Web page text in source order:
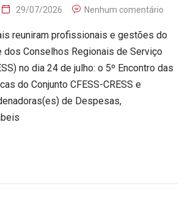
29/07/2026 Nenhum comentário
reuniram profissionais e gestões do
dos Conselhos Regionais de Serviço
no dia 24 de julho: o 5º Encontro das
do Conjunto CFESS-CRESS e
de Despesas,